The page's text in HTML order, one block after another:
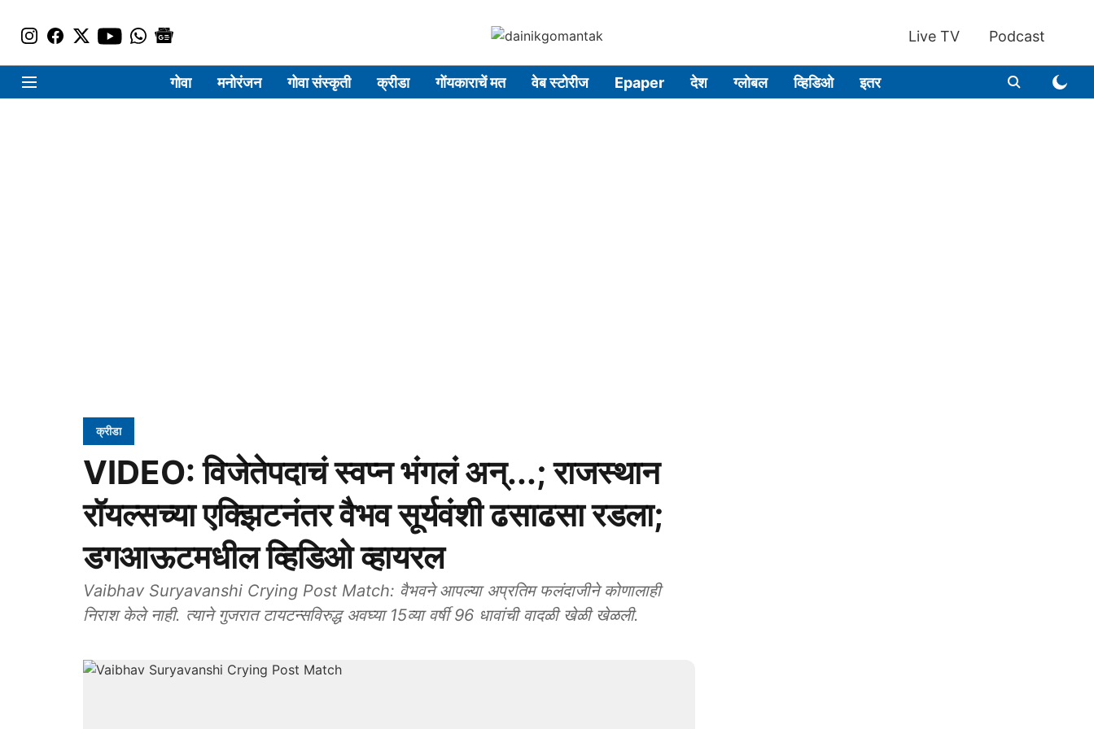
Live TV Podcast
गोवा मनोरंजन गोवा संस्कृती क्रीडा गोंयकाराचें मत वेब स्टोरीज Epaper देश ग्लोबल व्हिडिओ इतर
क्रीडा
VIDEO: विजेतेपदाचं स्वप्न भंगलं अन्...; राजस्थान
रॉयल्सच्या एक्झिटनंतर वैभव सूर्यवंशी ढसाढसा रडला;
डगआऊटमधील व्हिडिओ व्हायरल
Vaibhav Suryavanshi Crying Post Match: वैभवने आपल्या अप्रतिम फलंदाजीने कोणालाही
निराश केले नाही. त्याने गुजरात टायटन्सविरुद्ध अवघ्या 15व्या वर्षी 96 धावांची वादळी खेळी खेळली.